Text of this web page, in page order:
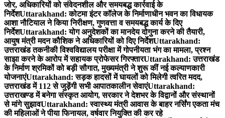
जोर, अधिकारियों को संवेदनशील और समयबद्ध कार्रवाई के
निर्देशUttarakhand: कोटमा इंटर कॉलेज के निर्माणाधीन भवन का विधायक
आशा नौटियाल ने किया निरीक्षण, गुणवत्ता व समयबद्ध कार्य के दिए
निर्देशUttarakhand: योग अनुदेशकों का मानदेय दोगुना करने की तैयारी,
आयुष मंत्री मदन कौशिक ने अधिकारियों को दिए निर्देशUttarakhand:
उत्तराखंड तकनीकी विश्वविद्यालय परीक्षा में गोपनीयता भंग का मामला, प्रश्न
साझा करने के आरोप में सहायक प्रोफेसर गिरफ्तारUttarakhand: उत्तराखंड
के निर्माण श्रमिकों को बड़ी सौगात, मुख्यमंत्री ने शुरू कीं नई कल्याणकारी
योजनाएंUttarakhand: सड़क हादसों में घायलों को मिलेगी त्वरित मदद,
उत्तराखंड में 112 से जुड़ेंगी सभी आपातकालीन सेवाएंUttarakhand:
उत्तराखण्ड में बनेगा संस्कृत आयोग, सरकार ने देशभर के विद्वानों और संस्थानों
से मांगे सुझावUttarakhand: स्वास्थ्य मंत्री आवास के बाहर नर्सिंग एकता मंच
की महिलाओं ने पीया फिनायल, वर्षवार नियुक्ति की कर रहे